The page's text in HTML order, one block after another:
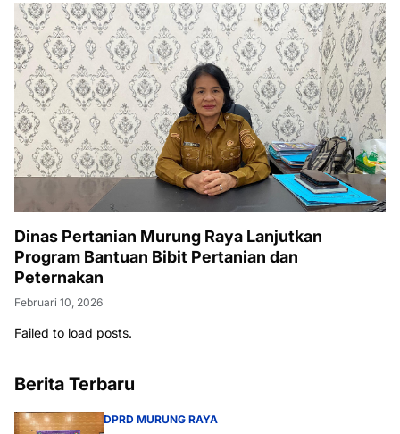
Dinas Pertanian Murung Raya Lanjutkan
Program Bantuan Bibit Pertanian dan
Peternakan
Februari 10, 2026
Failed to load posts.
Berita Terbaru
DPRD MURUNG RAYA